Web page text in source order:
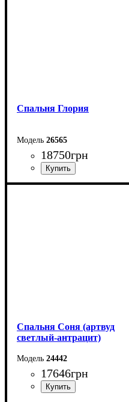
Спальня Глория
26565
18750грн
Спальня Соня (артвуд
светлый-антрацит)
24442
17646грн